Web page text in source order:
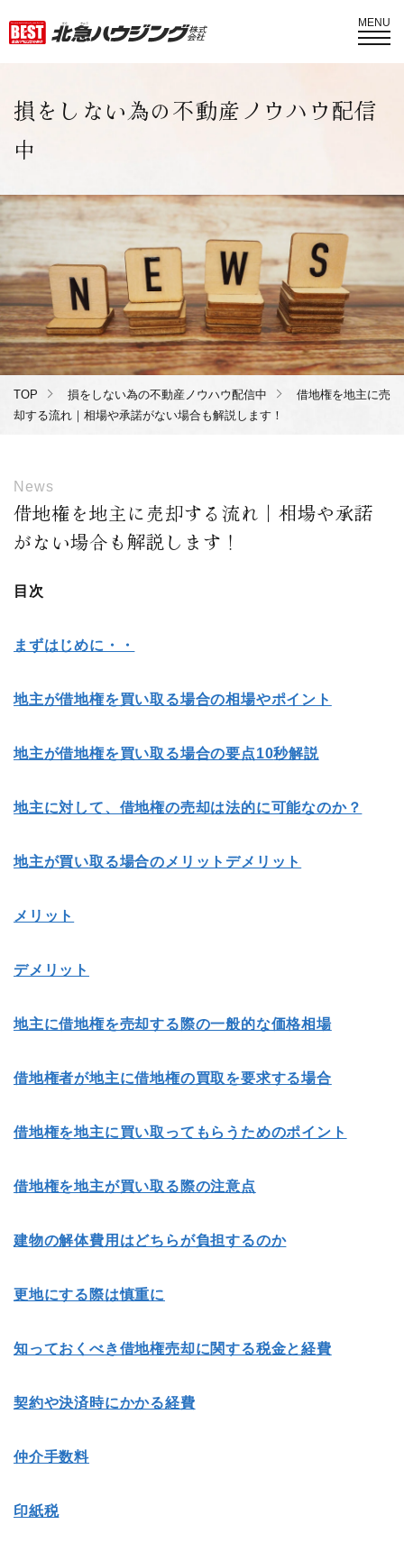
MENU
損をしない為の不動産ノウハウ配信
中
TOP 損をしない為の不動産ノウハウ配信中
借地権を地主に売
却する流れ｜相場や承諾がない場合も解説します！
News
借地権を地主に売却する流れ｜相場や承諾
がない場合も解説します！
目次
まずはじめに・・
地主が借地権を買い取る場合の相場やポイント
地主が借地権を買い取る場合の要点10秒解説
地主に対して、借地権の売却は法的に可能なのか？
地主が買い取る場合のメリットデメリット
メリット
デメリット
地主に借地権を売却する際の一般的な価格相場
借地権者が地主に借地権の買取を要求する場合
借地権を地主に買い取ってもらうためのポイント
借地権を地主が買い取る際の注意点
建物の解体費用はどちらが負担するのか
更地にする際は慎重に
知っておくべき借地権売却に関する税金と経費
契約や決済時にかかる経費
仲介手数料
印紙税